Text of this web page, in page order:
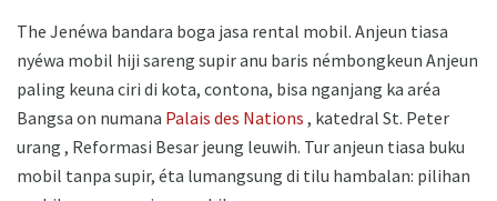
The Jenéwa bandara boga jasa rental mobil. Anjeun tiasa
nyéwa mobil hiji sareng supir anu baris némbongkeun Anjeun
paling keuna ciri di kota, contona, bisa nganjang ka aréa
Bangsa on numana Palais des Nations , katedral St. Peter
urang , Reformasi Besar jeung leuwih. Tur anjeun tiasa buku
mobil tanpa supir, éta lumangsung di tilu hambalan: pilihan